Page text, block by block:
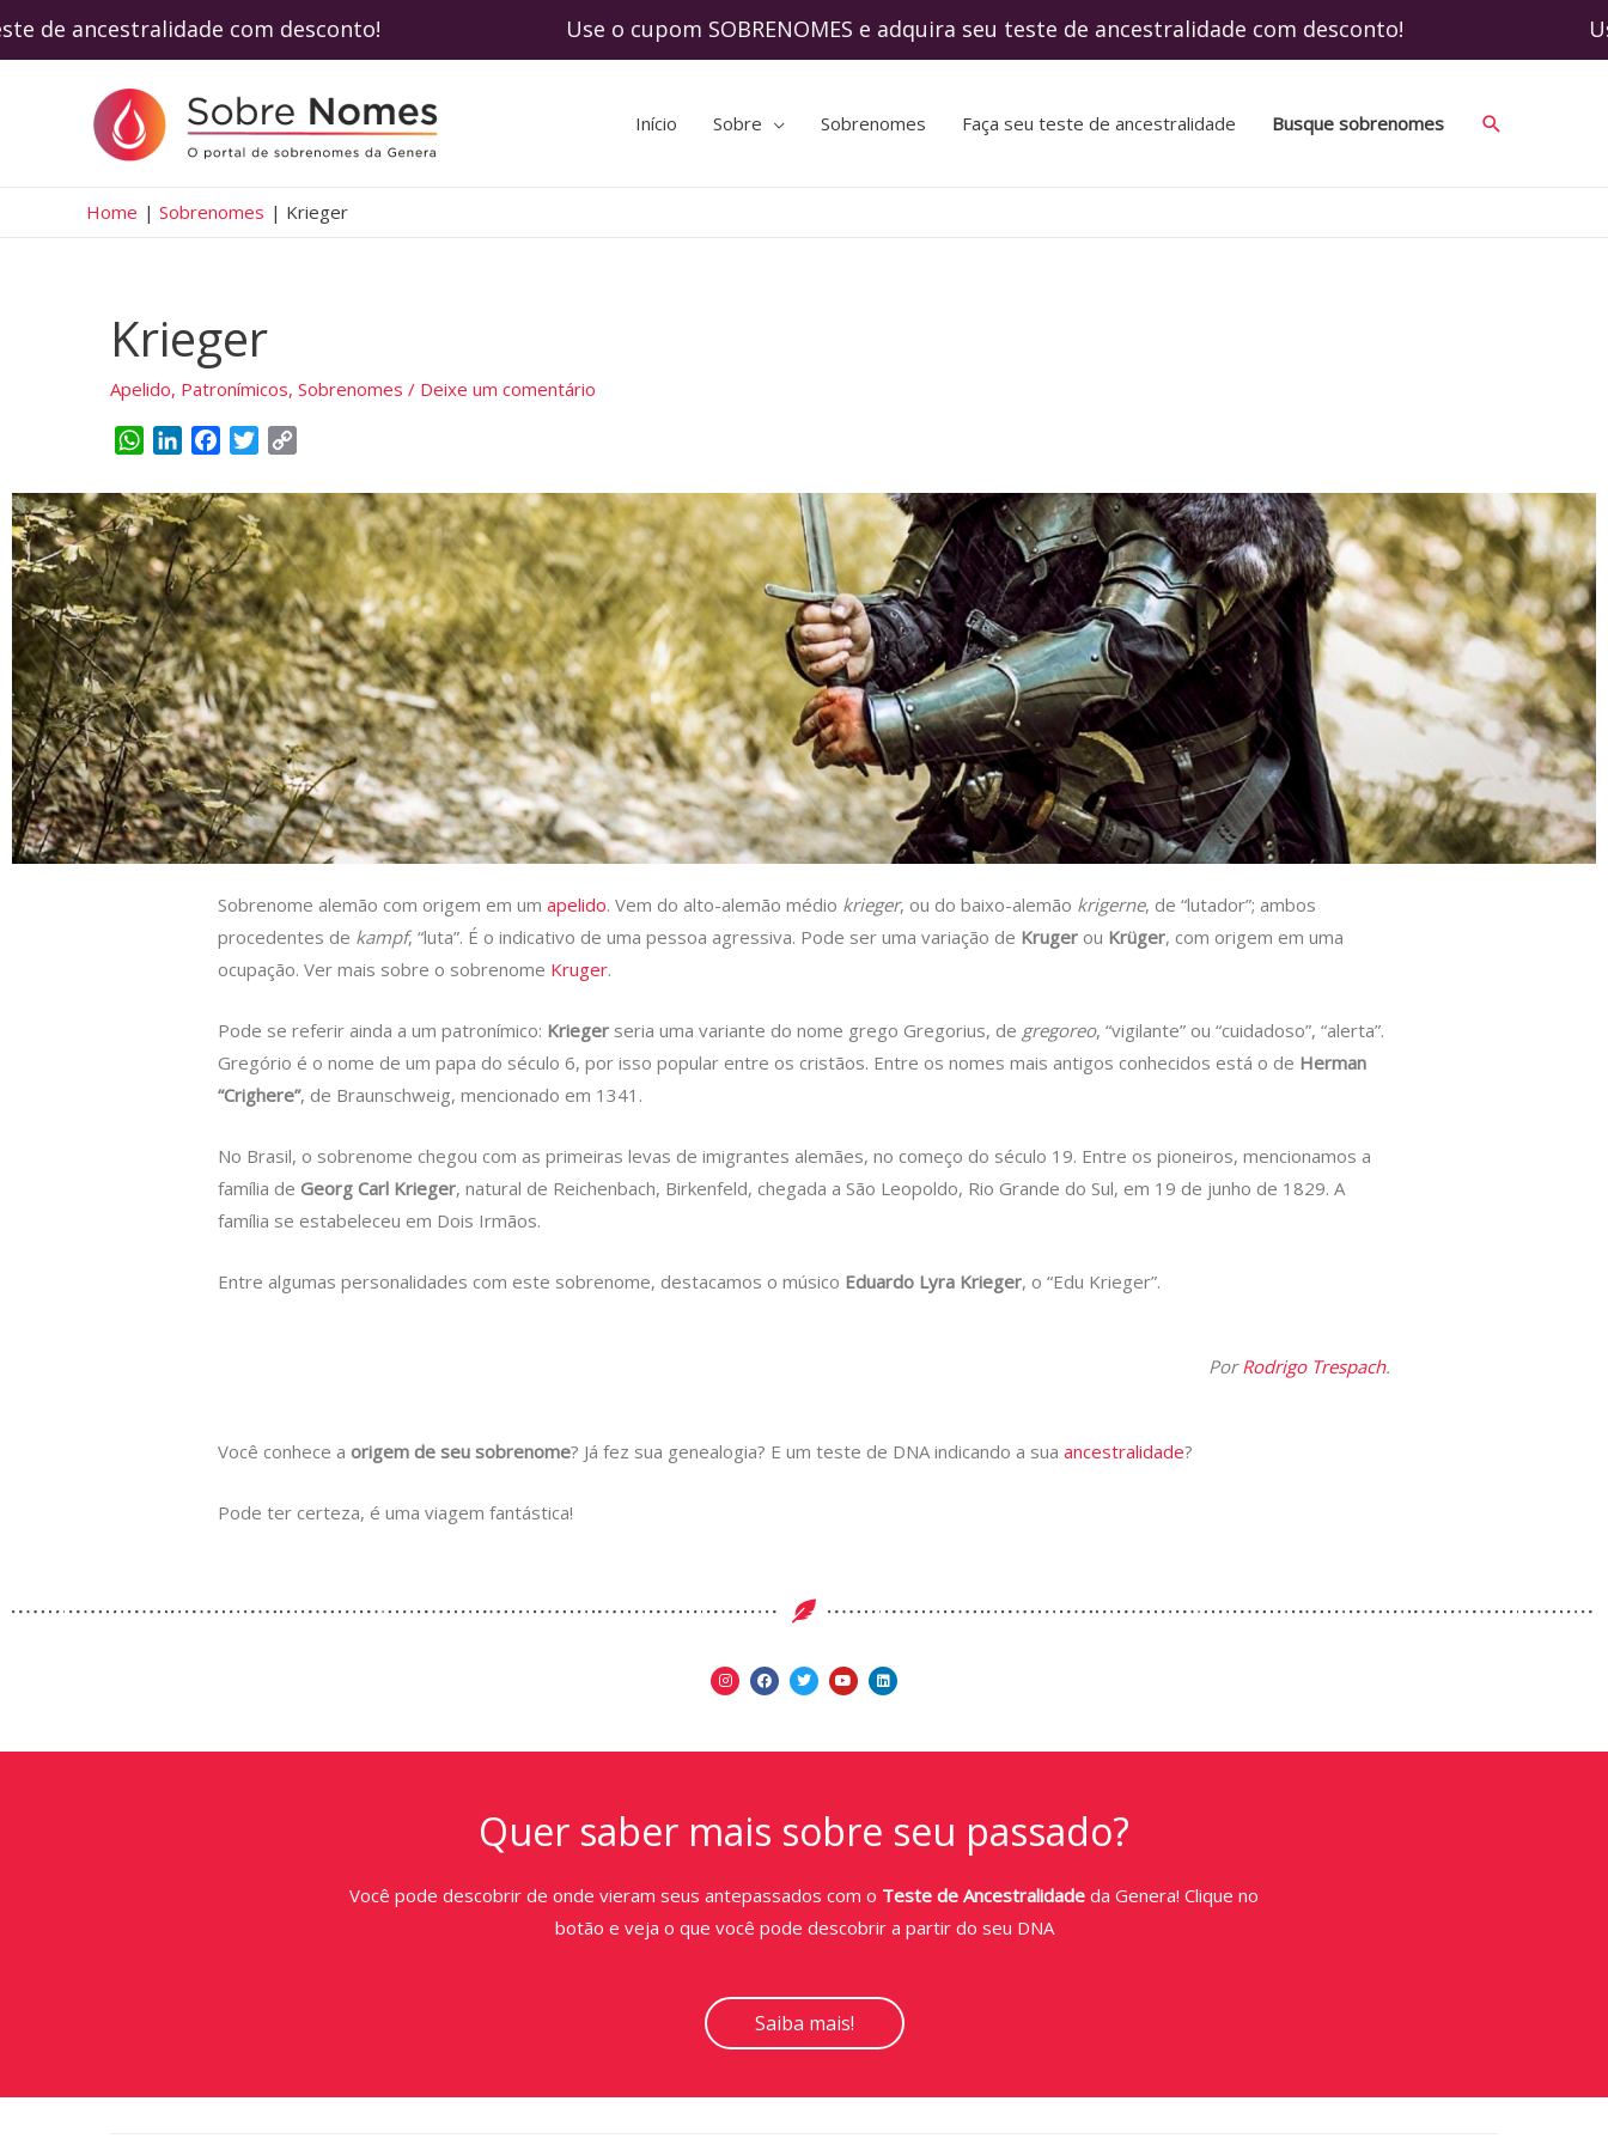
de ancestralidade com desconto! Use o cupom SOBRENOMES e adquira seu teste de ancestralidade com desconto! Use o
Início Sobre Sobrenomes Faça seu teste de ancestralidade Busque sobrenomes
Home Sobrenomes Krieger
Krieger
Apelido, Patronímicos, Sobrenomes / Deixe um comentário
W
a
t
s
A
p
p
n
k
e
d
I
n
c
e
b
o
o
k
i
t
t
e
r
p
y
L
i
n
k
Sobrenome alemão com origem em um apelido. Vem do alto-alemão médio krieger, ou do baixo-alemão krigerne, de “lutador”; ambos
procedentes de kampf, “luta”. É o indicativo de uma pessoa agressiva. Pode ser uma variação de Kruger ou Krüger, com origem em uma
ocupação. Ver mais sobre o sobrenome Kruger.
Pode se referir ainda a um patronímico: Krieger seria uma variante do nome grego Gregorius, de gregoreo, “vigilante” ou “cuidadoso”, “alerta”.
Gregório é o nome de um papa do século 6, por isso popular entre os cristãos. Entre os nomes mais antigos conhecidos está o de Herman
“Crighere”, de Braunschweig, mencionado em 1341.
No Brasil, o sobrenome chegou com as primeiras levas de imigrantes alemães, no começo do século 19. Entre os pioneiros, mencionamos a
família de Georg Carl Krieger, natural de Reichenbach, Birkenfeld, chegada a São Leopoldo, Rio Grande do Sul, em 19 de junho de 1829. A
família se estabeleceu em Dois Irmãos.
Entre algumas personalidades com este sobrenome, destacamos o músico Eduardo Lyra Krieger, o “Edu Krieger”.
PorRodrigo Trespach.
Você conhece a origem de seu sobrenome? Já fez sua genealogia? E um teste de DNA indicando a sua ancestralidade?
Pode ter certeza, é uma viagem fantástica!
Quer saber mais sobre seu passado?
Você pode descobrir de onde vieram seus antepassados com o Teste de Ancestralidade da Genera! Clique no
botão e veja o que você pode descobrir a partir do seu DNA
Saiba mais!